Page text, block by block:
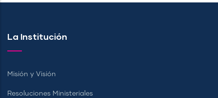
La Institución
Misión y Visión
Resoluciones Ministeriales